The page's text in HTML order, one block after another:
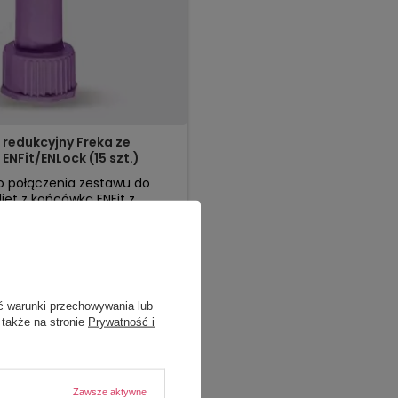
Freka ze
ENLock (15 szt.)
połączenia zestawu do
z końcówką ENFit z
15,99 zł
warunki przechowywania lub
na stronie Prywatność i
Zawsze aktywne